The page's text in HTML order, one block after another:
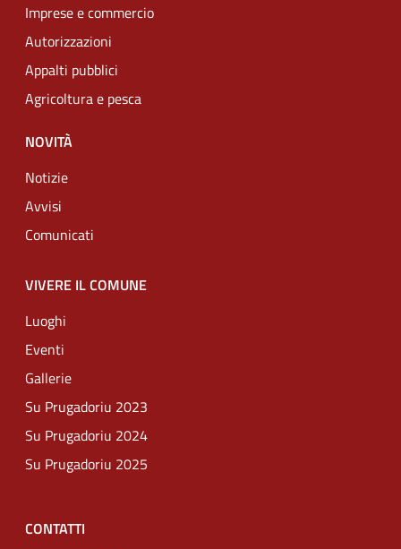
Imprese e commercio
Autorizzazioni
Appalti pubblici
Agricoltura e pesca
NOVITÀ
Notizie
Avvisi
Comunicati
VIVERE IL COMUNE
Luoghi
Eventi
Gallerie
Su Prugadoriu 2023
Su Prugadoriu 2024
Su Prugadoriu 2025
CONTATTI